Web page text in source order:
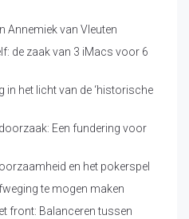
Annemiek van Vleuten
de zaak van 3 iMacs voor 6
in het licht van de ‘historische
Een fundering voor
en het pokerspel
te mogen maken
front: Balanceren tussen